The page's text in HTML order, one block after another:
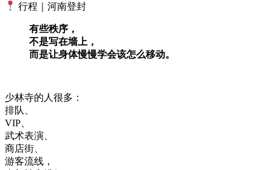
行程｜河南登封
有些秩序，
不是写在墙上，
而是让身体慢慢学会该怎么移动。
少林寺的人很多：
排队、
VIP、
武术表演、
商店街、
游客流线，